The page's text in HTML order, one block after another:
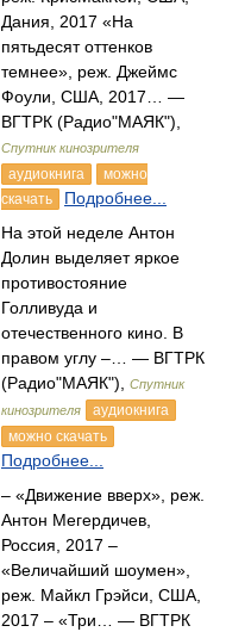
Дания, 2017 «На
пятьдесят оттенков
темнее», реж. Джеймс
Фоули, США, 2017… —
ВГТРК (Радио"МАЯК"),
Спутник кинозрителя
аудиокнига
можно
скачать
Подробнее...
На этой неделе Антон
Долин выделяет яркое
противостояние
Голливуда и
отечественного кино. В
правом углу –… — ВГТРК
(Радио"МАЯК"),
Спутник
кинозрителя
аудиокнига
можно скачать
Подробнее...
– «Движение вверх», реж.
Антон Мегердичев,
Россия, 2017 –
«Величайший шоумен»,
реж. Майкл Грэйси, США,
2017 – «Три… — ВГТРК